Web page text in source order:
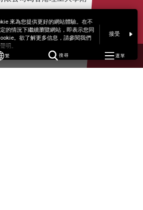
來為您提供更好的網站體驗。在不
的情況下繼續瀏覽網站，即表示您同
。欲了解更多信息，請參閱我們
明。
接受
繁 搜尋 選單